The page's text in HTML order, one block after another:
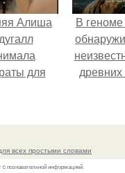
Алиша
для
В
древних
всех простыми словами
познавательной информацией.